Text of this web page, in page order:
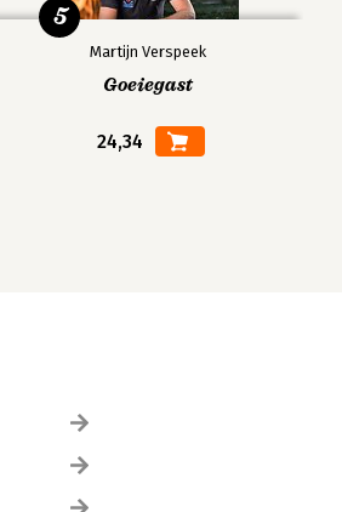
Martijn Verspeek
Goeiegast
24,34
5